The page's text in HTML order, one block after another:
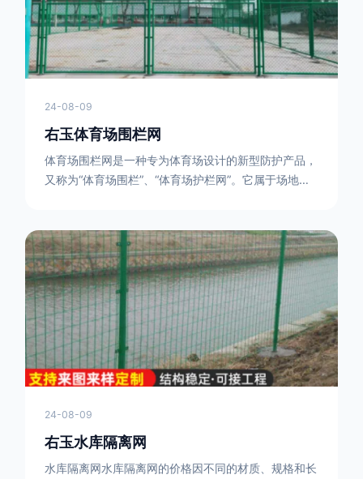
会损坏油漆表面 。桃型护栏网使
24-08-09
右玉体育场围栏网
体育场围栏网是一种专为体育场设计的新型防护产品，
又称为“体育场围栏”、“体育场护栏网”。它属于场地围
整。体育场围栏网的材质有很多种，如钢丝绳网、聚酯
纤维网、玻璃纤维网等。不同材质的体育场围栏网具有
不同的特点和优缺点。例如，钢丝绳网具有强度高、耐
腐蚀、耐磨损等特点；聚酯纤维网则具有柔韧性好、透
气性好等特点。体育场围栏网是一种
24-08-09
右玉水库隔离网
水库隔离网水库隔离网的价格因不同的材质、规格和长